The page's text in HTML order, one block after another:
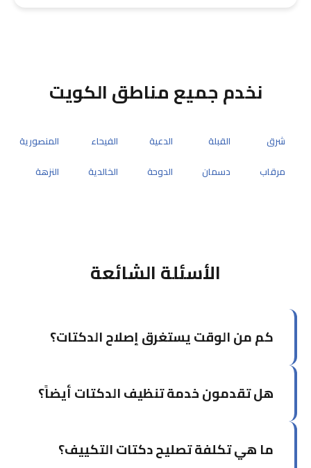
نخدم جميع مناطق الكويت
شرق
مرقاب
القبلة
دسمان
الدعية
الدوحة
الفيحاء
الخالدية
المنصورية
النزهة
الأسئلة الشائعة
كم من الوقت يستغرق إصلاح الدكتات؟
الإصلاحات البسيطة قد تستغرق ساعتين إلى ثلاث
هل تقدمون خدمة تنظيف الدكتات أيضاً؟
أساسياً للمنطقة المتضررة. كما نقدم خدمة تنظيف
ما هي تكلفة تصليح دكتات التكييف؟